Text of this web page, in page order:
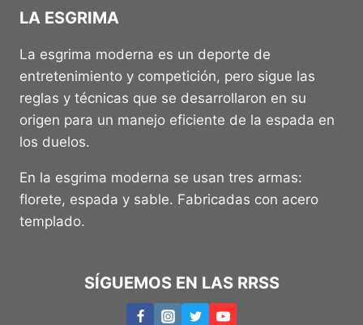
LA ESGRIMA
La esgrima moderna es un deporte de
entretenimiento y competición, pero sigue las
reglas y técnicas que se desarrollaron en su
origen para un manejo eficiente de la espada en
los duelos.
En la esgrima moderna se usan tres armas:
florete, espada y sable. Fabricadas con acero
templado.
SÍGUEMOS EN LAS RRSS